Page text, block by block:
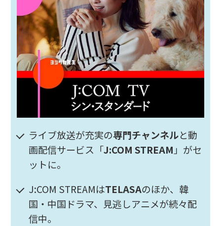
ライブ放送が充実の専門チャンネルと動
画配信サービス「J:COM STREAM 」がセ
ットに。
J:COM STREAMはTELASAのほか、韓
国・中国ドラマ、見逃しアニメが続々配
信中。